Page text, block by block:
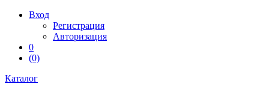
Вход
Регистрация
Авторизация
0
(0)
Каталог